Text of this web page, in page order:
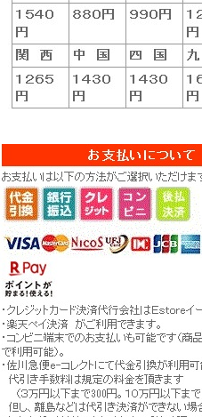
おいしい福島県のお米です
ごはんは日本の元気の源です
しければ、きっと元気が出
卓が笑顔で満たされますよう
持ちでおいしいお米をお届け